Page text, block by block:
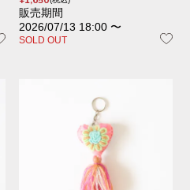
販売期間
2026/07/13 18:00 〜
SOLD OUT